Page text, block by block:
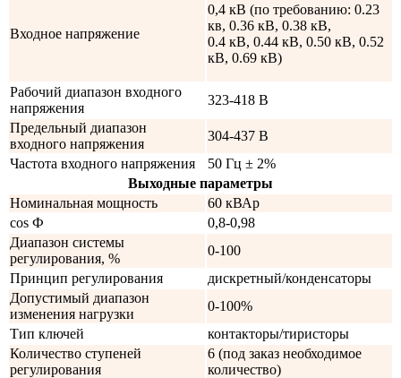
Входное напряжение
0,4 кВ (по требованию: 0.23
кв, 0.36 кВ, 0.38 кВ,
0.4 кВ, 0.44 кВ, 0.50 кВ, 0.52
кВ, 0.69 кВ)
Рабочий диапазон входного
напряжения
323-418 В
Предельный диапазон
входного напряжения
304-437 В
Частота входного напряжения
50 Гц ± 2%
Выходные параметры
Номинальная мощность
60 кВАр
cos Ф
0,8-0,98
Диапазон системы
регулирования, %
0-100
Принцип регулирования
дискретный/конденсаторы
Допустимый диапазон
изменения нагрузки
0-100%
Тип ключей
контакторы/тиристоры
Количество ступеней
регулирования
6 (под заказ необходимое
количество)